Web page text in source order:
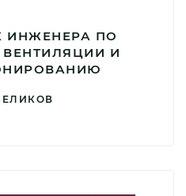
ИНЖЕНЕРА ПО
И